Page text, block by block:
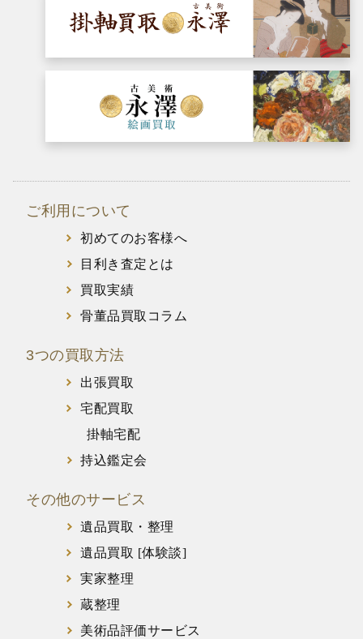
ご利用について
初めてのお客様へ
目利き査定とは
買取実績
骨董品買取コラム
3つの買取方法
出張買取
宅配買取
掛軸宅配
持込鑑定会
その他のサービス
遺品買取・整理
遺品買取 [体験談]
実家整理
蔵整理
美術品評価サービス